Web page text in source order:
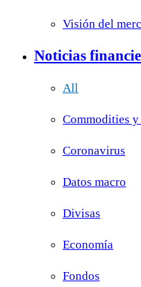
Visión del
Noticias
All
Commodities
Coronavirus
Datos macro
Divisas
Economía
Fondos